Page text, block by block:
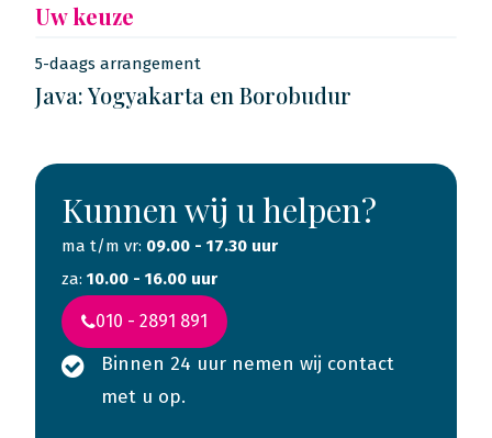
Uw keuze
5-daags arrangement
Java: Yogyakarta en Borobudur
Kunnen wij u helpen?
ma t/m vr: 09.00 - 17.30 uur
za: 10.00 - 16.00 uur
010 - 2891 891
Binnen 24 uur nemen wij contact
met u op.